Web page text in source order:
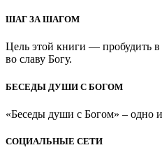
ШАГ ЗА ШАГОМ
Цель этой книги — пробудить
во славу Богу.
БЕСЕДЫ ДУШИ С БОГОМ
«Беседы души с Богом» – одно
СОЦИАЛЬНЫЕ СЕТИ